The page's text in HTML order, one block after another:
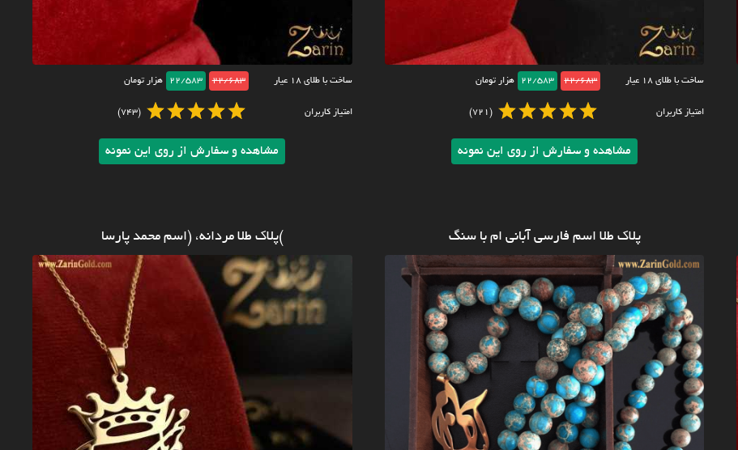
ساخت با طلای ۱۸ عیار 22/683
22/583 هزار تومان
امتیاز کاربران (721)
مشاهده و سفارش از روی این نمونه
ساخت با طلای ۱۸ عیار 22/683
22/583 هزار تومان
امتیاز کاربران (743)
مشاهده و سفارش از روی این نمونه
پلاک طلا اسم فارسی آبانی ام با سنگ )پلاک طلا مردانه، (اسم محمد پارسا